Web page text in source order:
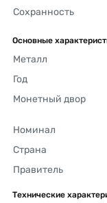
Сохранность
Основные
Металл
Год
Монетный двор
Номинал
Страна
Правитель
Технические